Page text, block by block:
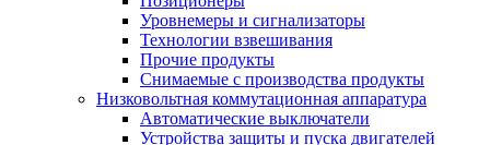
Уровнемеры и сигнализаторы
Технологии взвешивания
Прочие продукты
Снимаемые с производства продукты
Низковольтная коммутационная аппаратура
Автоматические выключатели
Устройства защиты и пуска двигателей